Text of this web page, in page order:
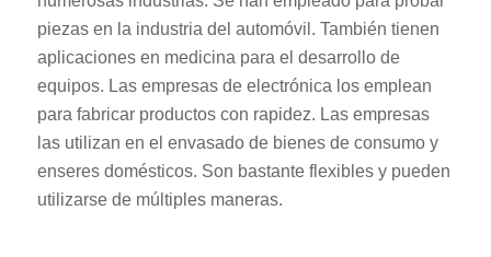
piezas en la industria del automóvil. También tienen
aplicaciones en medicina para el desarrollo de
equipos. Las empresas de electrónica los emplean
para fabricar productos con rapidez. Las empresas
las utilizan en el envasado de bienes de consumo y
enseres domésticos. Son bastante flexibles y pueden
utilizarse de múltiples maneras.